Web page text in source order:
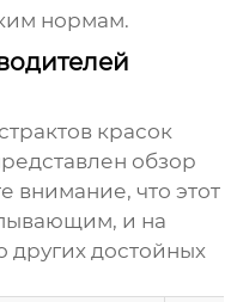
нормам.
красок
обзор
внимание, что этот
и на
других достойных